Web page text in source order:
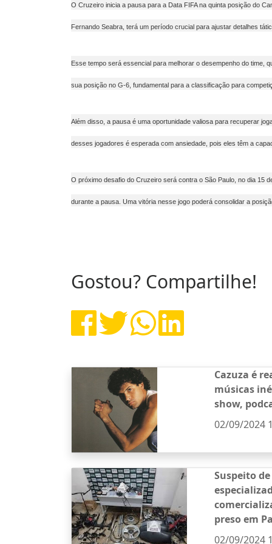
O Cruzeiro inicia a pausa para a Data FIFA na quinta posição do
Fernando Seabra, terá um período crucial para ajustar detalhes
Esse tempo será essencial para melhorar o desempenho do time,
sua posição no G-6, fundamental para a classificação para
Além disso, a pausa é uma oportunidade valiosa para recuperar
desses jogadores é esperada com ansiedade, pois eles têm a
O próximo desafio do Cruzeiro será contra o São Paulo, no dia 15
durante a pausa. Uma vitória nesse jogo poderá consolidar a
Gostou? Compartilhe!
Cazuza é
músicas
show,
02/09/2024
Suspeito
preso em
02/09/2024